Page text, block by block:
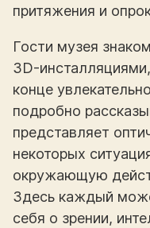
притяжения и
Гости музея
3D-
конце
подробно
представляет
некоторых
окружающую
Здесь каждый
себя о зрении,